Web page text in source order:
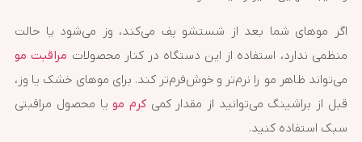
اگر موهای شما بعد از شستشو پف می‌کند، وز می‌شود یا حالت
منظمی ندارد، استفاده از این دستگاه در کنار محصولات مراقبت مو
می‌تواند ظاهر مو را نرم‌تر و خوش‌فرم‌تر کند. برای موهای خشک یا وز،
قبل از براشینگ می‌توانید از مقدار کمیکرم مویا محصول مراقبتی
سبک استفاده کنید.